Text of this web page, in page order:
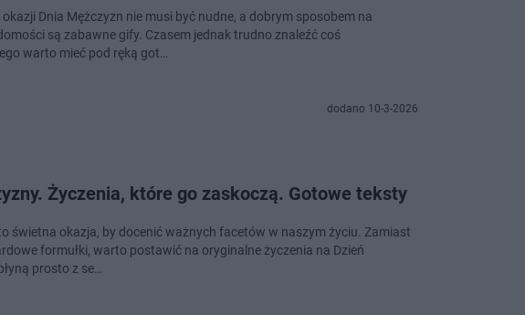
okazji Dnia Mężczyzn nie musi być nudne, a dobrym sposobem na
są zabawne gify. Czasem jednak trudno znaleźć coś
warto mieć pod ręką got…
dodano 10-3-2026
Życzenia, które go zaskoczą. Gotowe teksty
świetna okazja, by docenić ważnych facetów w naszym życiu. Zamiast
formułki, warto postawić na oryginalne życzenia na Dzień
prosto z se…